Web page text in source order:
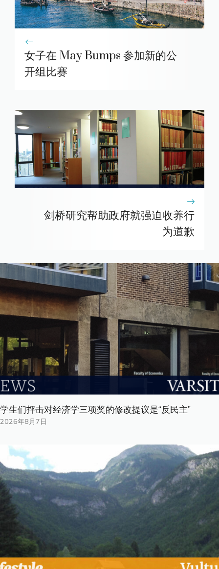
女子在 May Bumps 参加新的公
开组比赛
剑桥研究帮助政府就强迫收养行
为道歉
学生们抨击对经济学三项奖的修改提议是“反民主”
2026年8月7日